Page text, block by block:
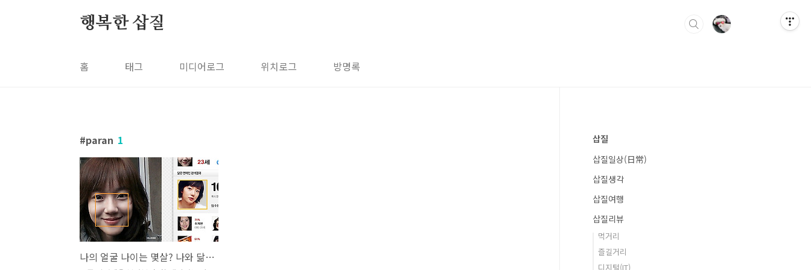
행복한 삽질
홈 태그 미디어로그 위치로그 방명록
paran 1
나의 얼굴 나이는 몇살? 나와 닮은 연예인은 누구?
삽질
삽질일상(日常)
삽질생각
삽질여행
삽질리뷰
먹거리
즐길거리
디지털(IT)